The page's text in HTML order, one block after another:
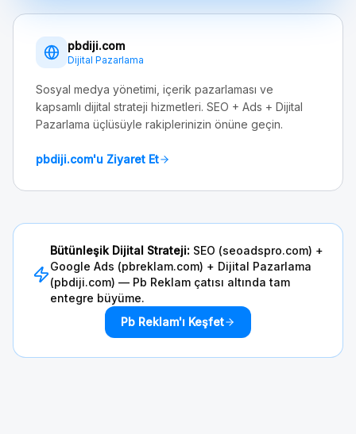
pbdiji.com
Dijital Pazarlama
Sosyal medya yönetimi, içerik pazarlaması ve
kapsamlı dijital strateji hizmetleri. SEO + Ads + Dijital
Pazarlama üçlüsüyle rakiplerinizin önüne geçin.
pbdiji.com'u Ziyaret Et
Bütünleşik Dijital Strateji: SEO (seoadspro.com) +
Google Ads (pbreklam.com) + Dijital Pazarlama
(pbdiji.com) — Pb Reklam çatısı altında tam
entegre büyüme.
Pb Reklam'ı Keşfet